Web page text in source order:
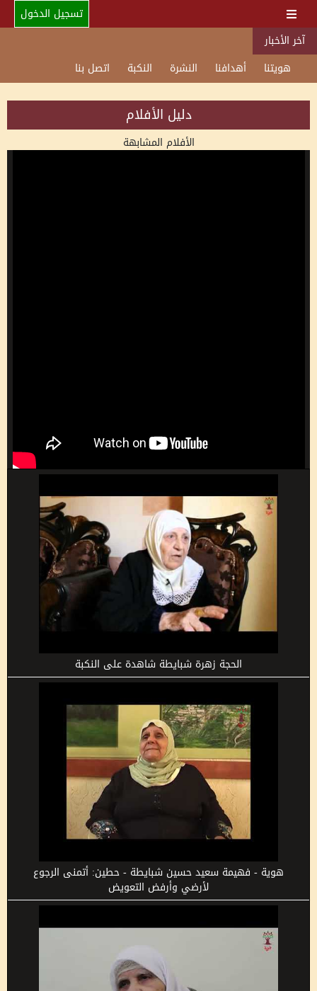
تسجيل الدخول
آخر الأخبار
هويتنا
أهدافنا النشرة النكبة اتصل بنا
دليل الأفلام
الأفلام المشابهة
الحجة زهرة شبايطة شاهدة على النكبة
هوية - فهيمة سعيد حسين شبايطة - حطين: أتمنى الرجوع
لأرضي وأرفض التعويض